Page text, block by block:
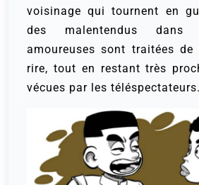
voisinage qui tournent en
des malentendus dans
amoureuses sont traitées
rire, tout en restant très
vécues par les téléspectateurs.